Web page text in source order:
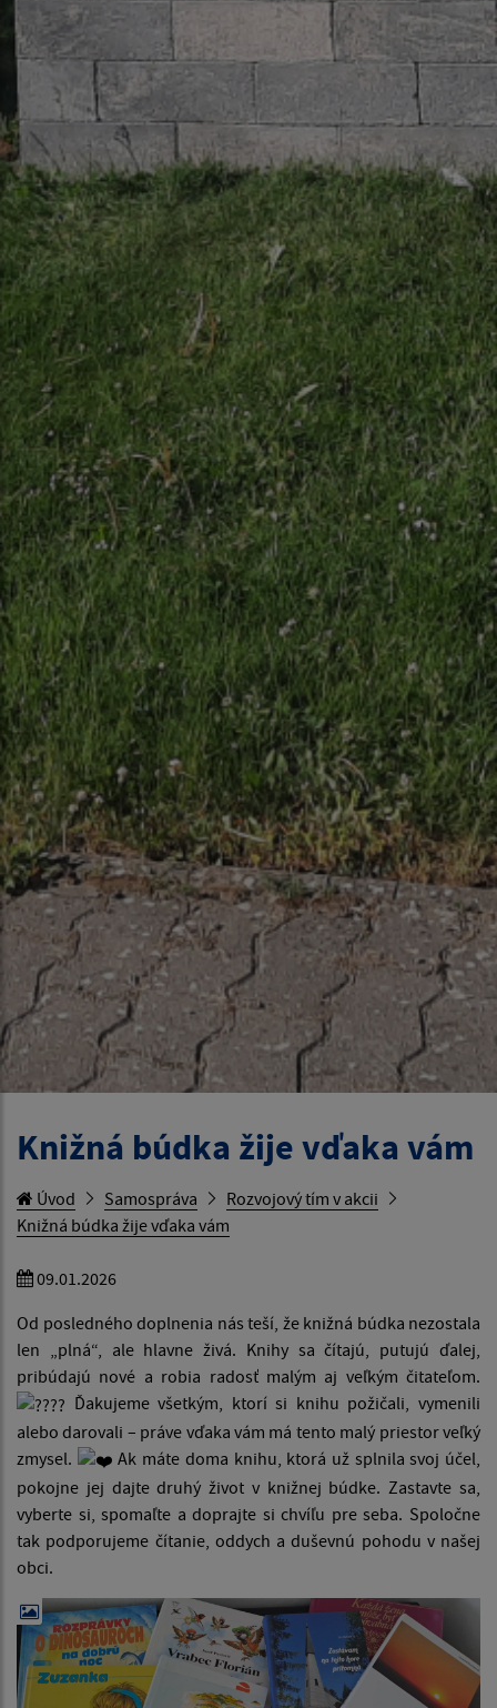
Knižná búdka žije vďaka vám
Úvod Samospráva
Rozvojový tím v akcii
Knižná búdka žije vďaka vám
09.01.2026
Od posledného doplnenia nás teší, že knižná búdka nezostala
len „plná“, ale hlavne živá. Knihy sa čítajú, putujú ďalej,
pribúdajú nové a robia radosť malým aj veľkým čitateľom.
Ďakujeme všetkým, ktorí si knihu požičali, vymenili
alebo darovali – práve vďaka vám má tento malý priestor veľký
zmysel.
Ak máte doma knihu, ktorá už splnila svoj účel,
pokojne jej dajte druhý život v knižnej búdke. Zastavte sa,
vyberte si, spomaľte a doprajte si chvíľu pre seba. Spoločne
tak podporujeme čítanie, oddych a duševnú pohodu v našej
obci.